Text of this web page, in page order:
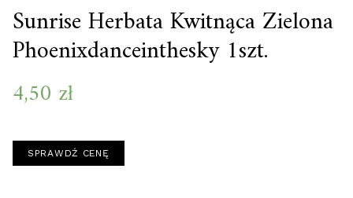
Sunrise Herbata Kwitnąca Zielona
Phoenixdanceinthesky 1szt.
4,50 zł
SPRAWDŹ CENĘ